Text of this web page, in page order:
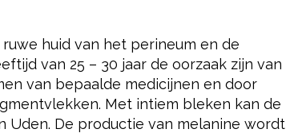
huid van het perineum en de
van 25 – 30 jaar de oorzaak zijn van
van bepaalde medicijnen en door
Met intiem bleken kan de
Uden. De productie van melanine wordt